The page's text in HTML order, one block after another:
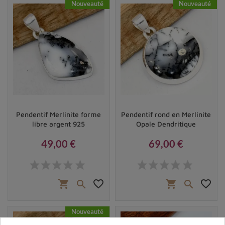
le jaspe.
Les vertus et bienfaits de la merlinite en
lithothérapie
Boucles d'oreilles en merlinite cabochon
Nouveauté
Pendentif Merlinite forme
libre argent 925
49,00 €
shopping_cart  favorite_border
Nouveauté
Pendentif rond en Merlinite
Opale Dendritique
69,00 €
shopping_cart  favorite_border
Nouveauté